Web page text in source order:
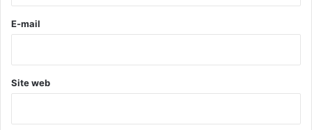
e
E-mail
Site web